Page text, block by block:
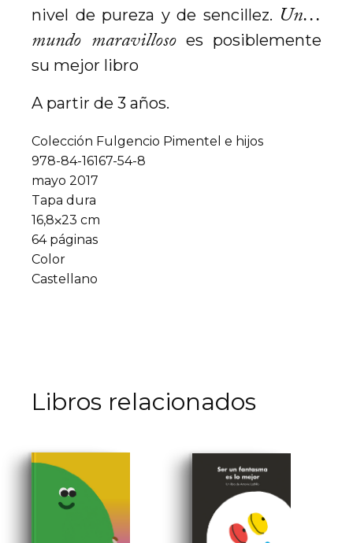
nivel de pureza y de sencillez. Un…
mundo maravilloso es posiblemente
su mejor libro
A partir de 3 años.
Colección Fulgencio Pimentel e hijos
978-84-16167-54-8
mayo 2017
Tapa dura
16,8⨉23 cm
64 páginas
Color
Castellano
Libros relacionados